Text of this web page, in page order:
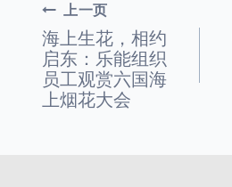
文
章
导
上一页
海上生花，相约
启东：乐能组织
员工观赏六国海
上烟花大会